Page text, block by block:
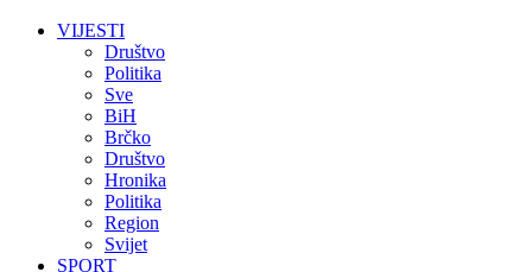
VIJESTI
Društvo
Politika
Sve
BiH
Brčko
Društvo
Hronika
Politika
Region
Svijet
SPORT